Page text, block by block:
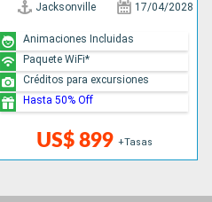
Jacksonville 17/04/2028
US$ 899 +Tasas
Animaciones Incluidas
Paquete WiFi*
Créditos para excursiones
Hasta 50% Off